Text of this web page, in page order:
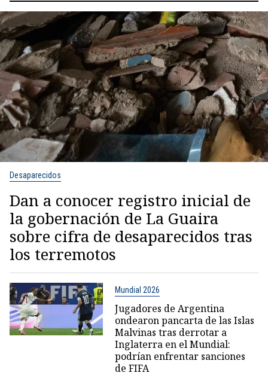
Desaparecidos
Dan a conocer registro inicial de
la gobernación de La Guaira
sobre cifra de desaparecidos tras
los terremotos
Mundial 2026
Jugadores de Argentina
ondearon pancarta de las Islas
Malvinas tras derrotar a
Inglaterra en el Mundial:
podrían enfrentar sanciones
de FIFA